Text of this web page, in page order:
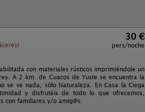
30 €
pers/noche
con materiales rústicos imprimiéndole un
A 2 km. de Cuacos de Yuste se encuentra la
ve nada, sólo Naturaleza. En Casa la Ciega
y disfrutéis de todo lo que ofrecemos,
familiares y/o amig@s.